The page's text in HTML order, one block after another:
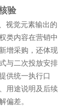
验
视觉元素输出的
类内容在营销中
增采购，还体现
与二次投放安排
供统一执行口
用途说明及后续
偏差。